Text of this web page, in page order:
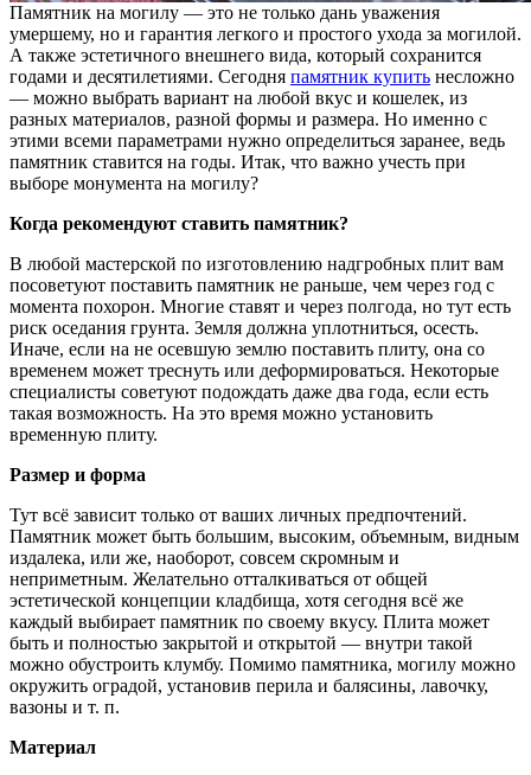
Памятник на могилу — это не только дань уважения
умершему, но и гарантия легкого и простого ухода за могилой.
А также эстетичного внешнего вида, который сохранится
годами и десятилетиями. Сегодня памятник купить несложно
— можно выбрать вариант на любой вкус и кошелек, из
разных материалов, разной формы и размера. Но именно с
этими всеми параметрами нужно определиться заранее, ведь
памятник ставится на годы. Итак, что важно учесть при
выборе монумента на могилу?
Когда рекомендуют ставить памятник?
В любой мастерской по изготовлению надгробных плит вам
посоветуют поставить памятник не раньше, чем через год с
момента похорон. Многие ставят и через полгода, но тут есть
риск оседания грунта. Земля должна уплотниться, осесть.
Иначе, если на не осевшую землю поставить плиту, она со
временем может треснуть или деформироваться. Некоторые
специалисты советуют подождать даже два года, если есть
такая возможность. На это время можно установить
временную плиту.
Размер и форма
Тут всё зависит только от ваших личных предпочтений.
Памятник может быть большим, высоким, объемным, видным
издалека, или же, наоборот, совсем скромным и
неприметным. Желательно отталкиваться от общей
эстетической концепции кладбища, хотя сегодня всё же
каждый выбирает памятник по своему вкусу. Плита может
быть и полностью закрытой и открытой — внутри такой
можно обустроить клумбу. Помимо памятника, могилу можно
окружить оградой, установив перила и балясины, лавочку,
вазоны и т. п.
Материал